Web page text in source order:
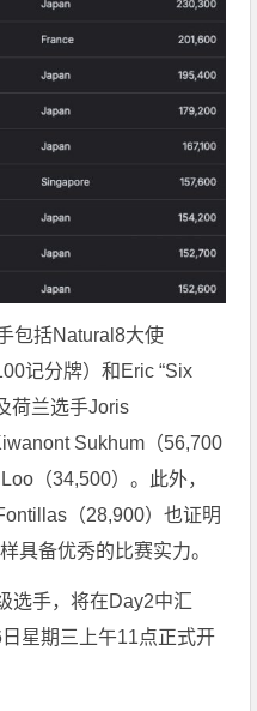
包括Natural8大使
记分牌）和Eric “Six
荷兰选手Joris
Sukhum（56,700
（34,500）。此外，
（28,900）也证明
具备优秀的比赛实力。
选手，将在Day2中汇
星期三上午11点正式开